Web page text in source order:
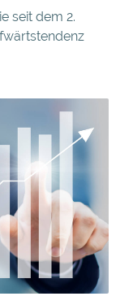
seit dem 2.